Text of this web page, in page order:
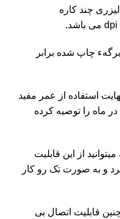
چند کاره
می باشد.
چاپ شده برابر
استفاده از عمر مفید
تعداد 100 تا 2000 برگ در ماه را توصیه کرده
از این قابلیت
و به صورت تک رو کار
قابلیت اتصال بی